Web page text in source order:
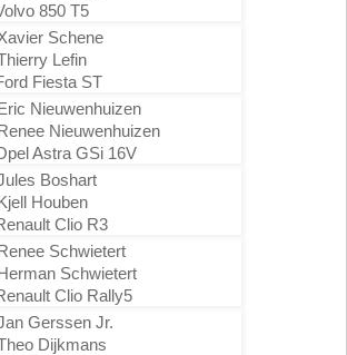
850 T5
Schene
Lefin
Fiesta ST
Nieuwenhuizen
Nieuwenhuizen
Astra GSi 16V
Boshart
Houben
Clio R3
Schwietert
Schwietert
Clio Rally5
Gerssen Jr.
Dijkmans